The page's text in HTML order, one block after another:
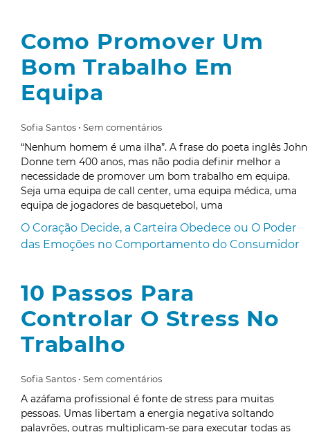
Como Promover Um
Bom Trabalho Em
Equipa
Sofia Santos Sem comentários
“Nenhum homem é uma ilha”. A frase do poeta inglês John
Donne tem 400 anos, mas não podia definir melhor a
necessidade de promover um bom trabalho em equipa.
Seja uma equipa de call center, uma equipa médica, uma
equipa de jogadores de basquetebol, uma
O Coração Decide, a Carteira Obedece ou O Poder
das Emoções no Comportamento do Consumidor
10 Passos Para
Controlar O Stress No
Trabalho
Sofia Santos Sem comentários
A azáfama profissional é fonte de stress para muitas
pessoas. Umas libertam a energia negativa soltando
palavrões, outras multiplicam-se para executar todas as